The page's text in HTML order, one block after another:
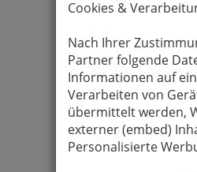
Cookies &
Nach Ihrer
Partner folgende
Informationen auf
Verarbeiten von
übermittelt werden,
externer (embed)
Personalisierte